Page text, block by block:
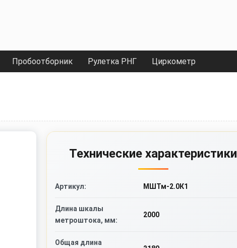
Пробоотборник Рулетка РНГ Циркометр
Технические характеристики
Артикул: МШТм-2.0К1
Длина шкалы
метроштока, мм:
2000
Общая длина